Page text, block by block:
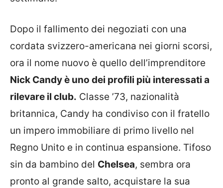
Dopo il fallimento dei negoziati con una
cordata svizzero-americana nei giorni scorsi,
ora il nome nuovo è quello dell’imprenditore
Nick Candy è uno dei profili più interessati a
rilevare il club. Classe ’73, nazionalità
britannica, Candy ha condiviso con il fratello
un impero immobiliare di primo livello nel
Regno Unito e in continua espansione. Tifoso
sin da bambino del Chelsea, sembra ora
pronto al grande salto, acquistare la sua